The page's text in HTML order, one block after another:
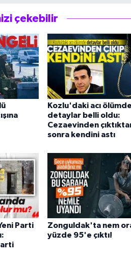
çekebilir
Kozlu'daki acı ölümde
detaylar belli oldu:
Cezaevinden
sonra kendini astı
Parti
Zonguldak'ta nem
yüzde 95'e çıktı!